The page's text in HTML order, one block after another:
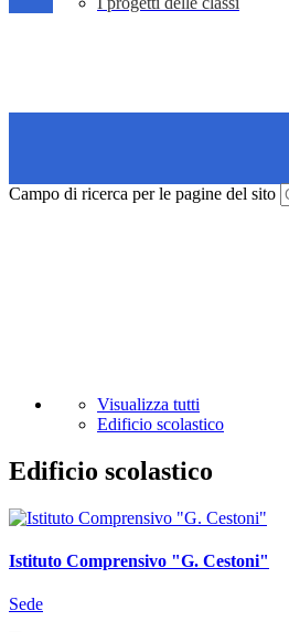
Campo di ricerca per le pagine del sito
Visualizza tutti
Edificio scolastico
Edificio scolastico
Istituto Comprensivo "G. Cestoni"
Sede